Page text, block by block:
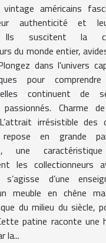
américains
authenticité et
Ils suscitent la
du monde entier,
dans l'univers
pour
continuent de
passionnés. Charme
irrésistible des
repose en grande
une
les collectionneurs
s’agisse d’une
meuble en chêne
du milieu du siècle,
patine raconte une
la...